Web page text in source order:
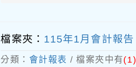
檔案夾： 115年1月會計報告
分類： 會計報表 / 檔案夾中有(1)